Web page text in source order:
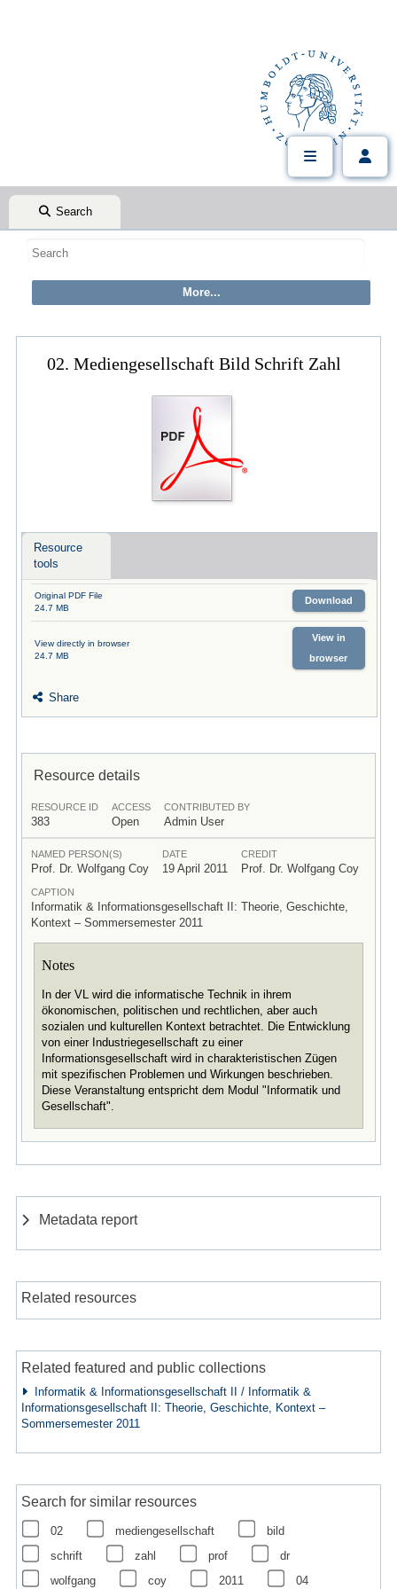
Search
02. Mediengesellschaft Bild Schrift Zahl
Resource
tools
Original PDF File
24.7 MB
Download
View directly in browser
24.7 MB
View in
browser
Share
Resource details
RESOURCE ID
383
ACCESS
Open
CONTRIBUTED BY
Admin User
NAMED PERSON(S)
Prof. Dr. Wolfgang Coy
DATE
19 April 2011
CREDIT
Prof. Dr. Wolfgang Coy
CAPTION
Informatik & Informationsgesellschaft II: Theorie, Geschichte,
Kontext – Sommersemester 2011
Notes
In der VL wird die informatische Technik in ihrem
ökonomischen, politischen und rechtlichen, aber auch
sozialen und kulturellen Kontext betrachtet. Die Entwicklung
von einer Industriegesellschaft zu einer
Informationsgesellschaft wird in charakteristischen Zügen
mit spezifischen Problemen und Wirkungen beschrieben.
Diese Veranstaltung entspricht dem Modul "Informatik und
Gesellschaft".
Metadata report
Related resources
Related featured and public collections
Informatik & Informationsgesellschaft II / Informatik &
Informationsgesellschaft II: Theorie, Geschichte, Kontext –
Sommersemester 2011
Search for similar resources
02 mediengesellschaft
bild
schrift
zahl prof
dr
wolfgang
coy 2011 04